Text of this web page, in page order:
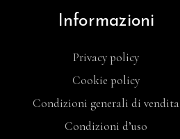
Informazioni
Privacy policy
Cookie policy
Condizioni generali di vendita
Condizioni d’uso